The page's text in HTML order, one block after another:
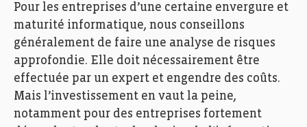
Pour les entreprises d’une certaine envergure et
maturité informatique, nous conseillons
généralement de faire une analyse de risques
approfondie. Elle doit nécessairement être
effectuée par un expert et engendre des coûts.
Mais l’investissement en vaut la peine,
notamment pour des entreprises fortement